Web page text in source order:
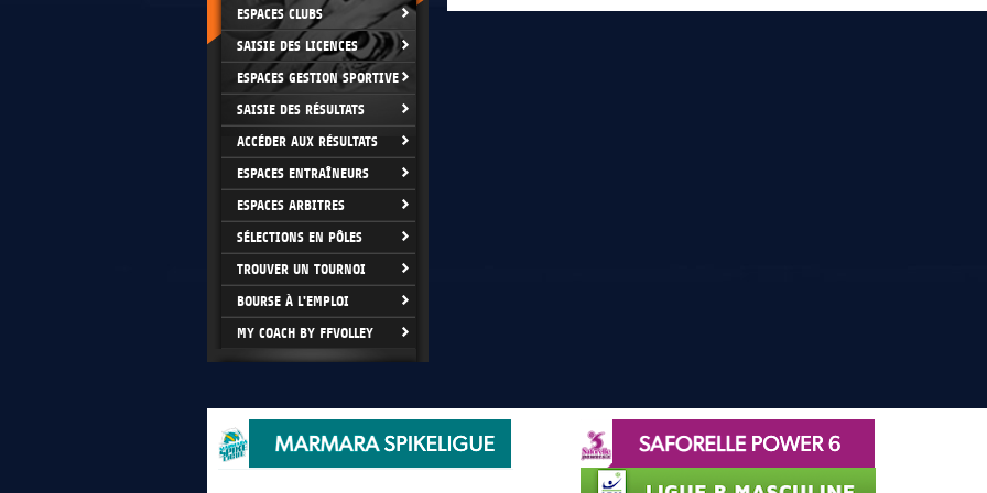
ESPACES CLUBS
SAISIE DES LICENCES
ESPACES GESTION SPORTIVE
SAISIE DES RÉSULTATS
ACCÉDER AUX RÉSULTATS
ESPACES ENTRAÎNEURS
ESPACES ARBITRES
SÉLECTIONS EN PÔLES
TROUVER UN TOURNOI
BOURSE À L'EMPLOI
MY COACH BY FFVOLLEY